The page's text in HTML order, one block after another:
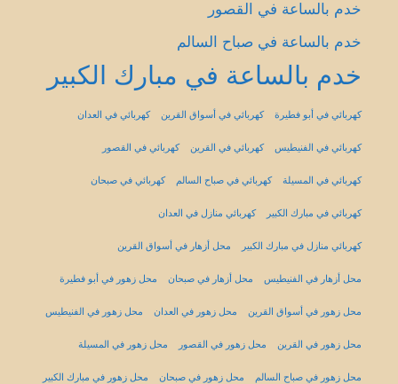
خدم بالساعة في القصور
خدم بالساعة في صباح السالم
خدم بالساعة في مبارك الكبير
كهربائي في أبو فطيرة كهربائي في أسواق القرين كهربائي في العدان
كهربائي في الفنيطيس كهربائي في القرين كهربائي في القصور
كهربائي في المسيلة كهربائي في صباح السالم كهربائي في صبحان
كهربائي في مبارك الكبير كهربائي منازل في العدان
كهربائي منازل في مبارك الكبير محل أزهار في أسواق القرين
محل أزهار في الفنيطيس محل أزهار في صبحان محل زهور في أبو فطيرة
محل زهور في أسواق القرين محل زهور في العدان محل زهور في الفنيطيس
محل زهور في القرين محل زهور في القصور محل زهور في المسيلة
محل زهور في صباح السالم محل زهور في صبحان محل زهور في مبارك الكبير